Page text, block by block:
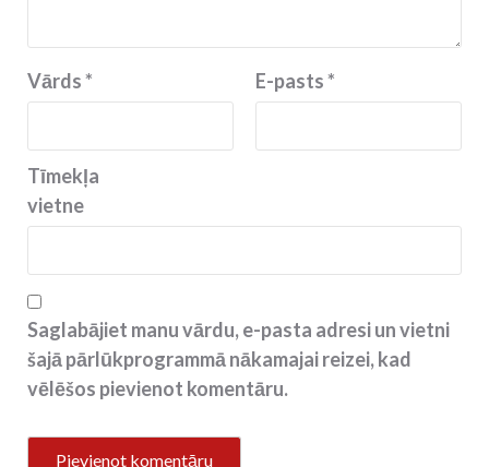
Vārds* E-pasts*
Tīmekļa
vietne
Saglabājiet manu vārdu, e-pasta adresi un vietni
šajā pārlūkprogrammā nākamajai reizei, kad
vēlēšos pievienot komentāru.